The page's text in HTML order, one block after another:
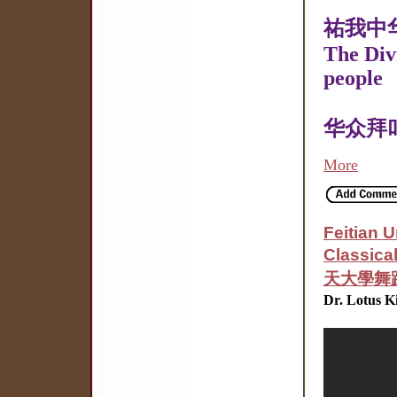
祐我中
The
people
华众拜
More
Feitian
天大學舞
Dr. Lotus